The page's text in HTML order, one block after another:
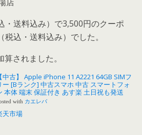
・送料込み）で3,500円のクーポ
込・送料込み） でした。
されました。
【中古】 Apple iPhone 11 A2221 64GB SIMフ
ー [Bランク] 中古スマホ 中古 スマートフォ
本体 端末 保証付き あす楽 土日祝も発送
with カエレバ
天市場